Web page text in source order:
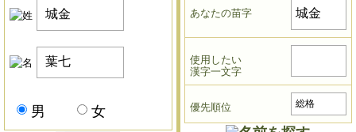
男 女
あなたの苗字
使用したい
漢字一文字
優先順位